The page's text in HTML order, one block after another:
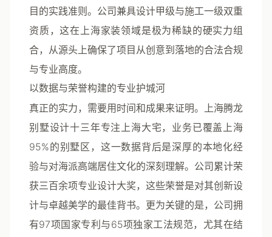
目的实践准则。公司兼具设计甲级与施工一级双重
资质，这在上海家装领域是极为稀缺的硬实力组
合，从源头上确保了项目从创意到落地的合法合规
与专业高度。
以数据与荣誉构建的专业护城河
真正的实力，需要用时间和成果来证明。 上海腾龙
别墅设计十三年专注上海大宅，业务已覆盖上海
95%的别墅区，这一数据背后是深厚的本地化经
验与对海派高端居住文化的深刻理解。公司累计荣
获三百余项专业设计大奖，这些荣誉是对其创新设
计与卓越美学的最佳背书。更为关键的是，公司拥
有97项国家专利与65项独家工法规范，尤其在结